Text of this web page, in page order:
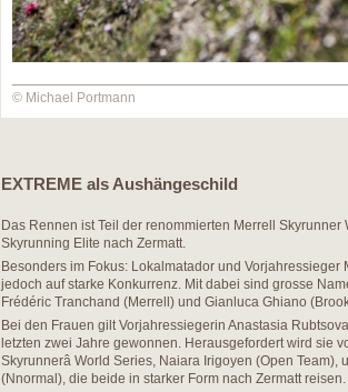
© Michael Portmann
EXTREME als Aushängeschild
Das Rennen ist Teil der renommierten Merrell
Skyrunning Elite nach Zermatt.
Besonders im Fokus: Lokalmatador und Vorjahressieger
jedoch auf starke Konkurrenz. Mit dabei sind grosse
Frédéric Tranchand (Merrell) und Gianluca Ghiano
Bei den Frauen gilt Vorjahressiegerin Anastasia
letzten zwei Jahre gewonnen. Herausgefordert wird sie
Skyrunnerâ World Series, Naiara Irigoyen (Open Team),
(Nnormal), die beide in starker Form nach Zermatt reisen.